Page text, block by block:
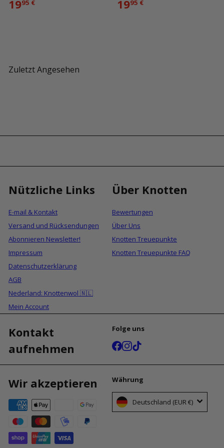
1995 € 1995 €
Zuletzt Angesehen
Nützliche Links
E-mail & Kontakt
Versand und Rücksendungen
Abonnieren Newsletter!
Impressum
Datenschutzerklärung
AGB
Nederland: Knottenwol 🇳🇱
Mein Account
Über Knotten
Bewertungen
Über Uns
Knotten Treuepunkte
Knotten Treuepunkte FAQ
Kontakt
aufnehmen
Folge uns
Facebook
Instagram
Wir akzeptieren Währung
Deutschland (EUR €)